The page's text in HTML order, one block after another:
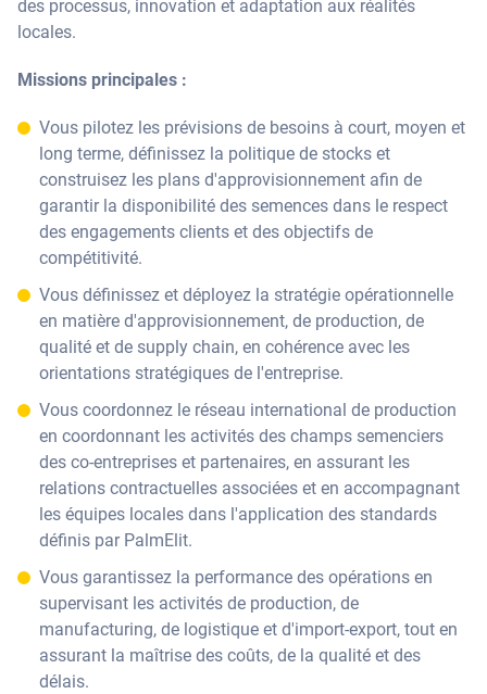
des processus, innovation et adaptation aux réalités
locales.
Missions principales :
Vous pilotez les prévisions de besoins à court, moyen et
long terme, définissez la politique de stocks et
construisez les plans d'approvisionnement afin de
garantir la disponibilité des semences dans le respect
des engagements clients et des objectifs de
compétitivité.
Vous définissez et déployez la stratégie opérationnelle
en matière d'approvisionnement, de production, de
qualité et de supply chain, en cohérence avec les
orientations stratégiques de l'entreprise.
Vous coordonnez le réseau international de production
en coordonnant les activités des champs semenciers
des co-entreprises et partenaires, en assurant les
relations contractuelles associées et en accompagnant
les équipes locales dans l'application des standards
définis par PalmElit.
Vous garantissez la performance des opérations en
supervisant les activités de production, de
manufacturing, de logistique et d'import-export, tout en
assurant la maîtrise des coûts, de la qualité et des
délais.